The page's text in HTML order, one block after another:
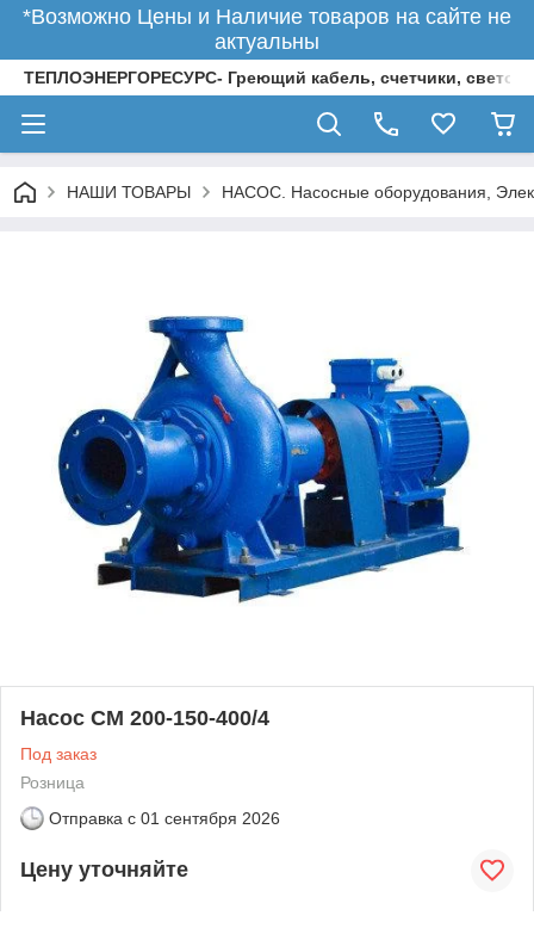
*Возможно Цены и Наличие товаров на сайте не
актуальны
ТЕПЛОЭНЕРГОРЕСУРС- Греющий кабель, счетчики,
НАШИ ТОВАРЫ НАСОС. Насосные оборудования,
Насос СМ 200-150-400/4
Под заказ
Розница
Отправка с 01 сентября 2026
Цену уточняйте